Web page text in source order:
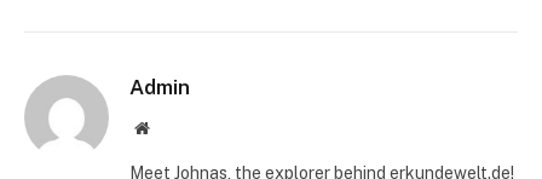
Admin
Website
Meet Johnas, the explorer behind erkundewelt.de!